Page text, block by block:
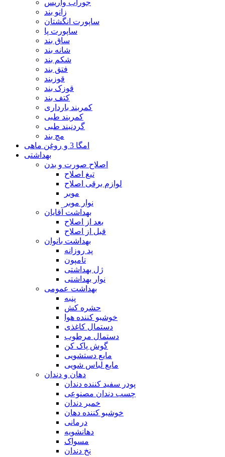
جوراب واریس
زانو بند
ساپورت انگشتان
ساپورت پا
ساق بند
شانه بند
شکم بند
فتق بند
قوزبند
قوزک بند
کتف بند
کمربند بارداری
کمربند طبی
گردنبند طبی
مچ بند
امگا 3 و روغن ماهی
بهداشتی
اصلاح صورت و بدن
تیغ اصلاح
لوازم برقی اصلاح
موبر
نوار موبر
بهداشت آقایان
بعد از اصلاح
قبل از اصلاح
بهداشت بانوان
پد روزانه
تامپون
ژل بهداشتی
نوار بهداشتی
بهداشت عمومی
پنبه
حشره کش
خوشبو کننده هوا
دستمال کاغذی
دستمال مرطوب
گوش پاک کن
مایع دستشویی
مایع لباس شویی
دهان و دندان
پودر سفید کننده دندان
چسب دندان مصنوعی
خمیر دندان
خوشبو کننده دهان
درمانی
دهانشویه
مسواک
نخ دندان